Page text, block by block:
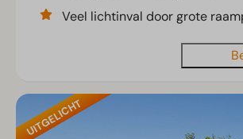
Veel lichtinval door grote
UITGELICHT